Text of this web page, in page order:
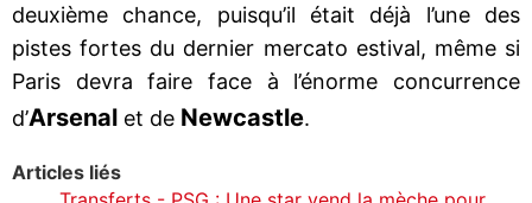
deuxième chance, puisqu’il était déjà l’une des
pistes fortes du dernier mercato estival, même si
Paris devra faire face à l’énorme concurrence
d’Arsenal et de Newcastle.
Articles liés